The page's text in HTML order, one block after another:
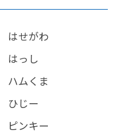
はせがわ
はっし
ハムくま
ひじー
ピンキー